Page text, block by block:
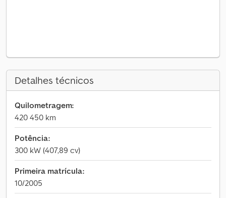
Detalhes técnicos
Quilometragem:
420 450 km
Potência:
300 kW (407,89 cv)
Primeira matrícula:
10/2005